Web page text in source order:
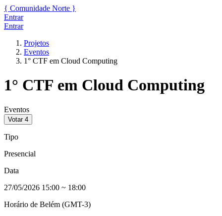
{ Comunidade Norte }
Entrar
Entrar
Projetos
Eventos
1° CTF em Cloud Computing
1° CTF em Cloud Computing
Eventos
Votar 4
Tipo
Presencial
Data
27/05/2026 15:00 ~ 18:00
Horário de Belém (GMT-3)